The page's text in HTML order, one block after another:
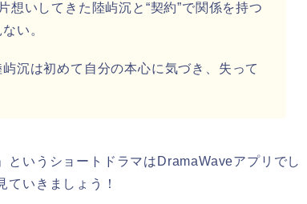
想いしてきた陸屿沉と“契約”で関係を持つ
い。
沉は初めて自分の本心に気づき、失って
というショートドラマはDramaWaveアプリでし
ていきましょう！